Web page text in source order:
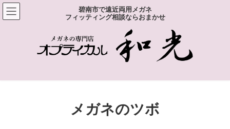
コ
ン
テ
ナ
ビ
ゲ
碧南市で遠近両用メガネ
フィッティング相談ならおまかせ
メガネのツボ